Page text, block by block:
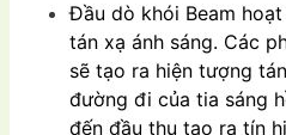
Đầu dò khói Beam
tán xạ ánh sáng. Các
sẽ tạo ra hiện tượng
đường đi của tia sáng
đến đầu thu tạo ra tín